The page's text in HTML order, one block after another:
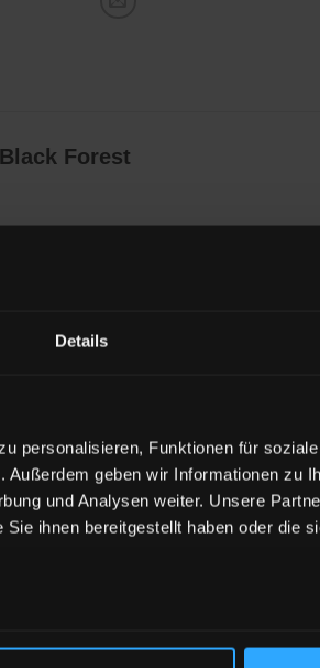
Details
personalisieren, Funktionen für
geben wir Informationen zu
und Analysen weiter. Unsere
ihnen bereitgestellt haben oder die
Forest
Mix aus recycelter